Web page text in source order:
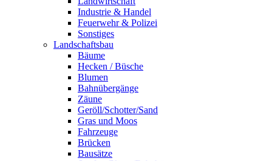
Industrie & Handel
Feuerwehr & Polizei
Sonstiges
Landschaftsbau
Bäume
Hecken / Büsche
Blumen
Bahnübergänge
Zäune
Geröll/Schotter/Sand
Gras und Moos
Fahrzeuge
Brücken
Bausätze